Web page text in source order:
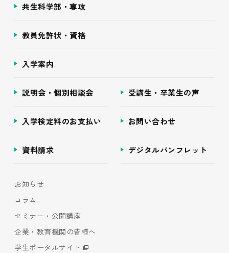
共生科学部・専攻
教員免許状・資格
入学案内
説明会・個別相談会 受講生・卒業生の声
入学検定料のお支払い お問い合わせ
資料請求 デジタルパンフレット
お知らせ
コラム
セミナー・公開講座
企業・教育機関の皆様へ
学生ポータルサイト